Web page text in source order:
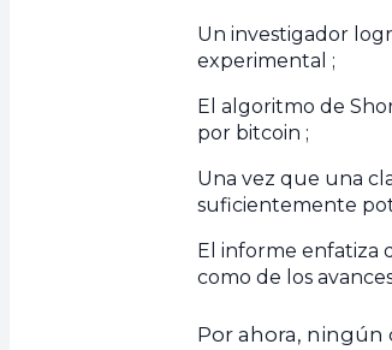
Un investigador
experimental ;
El algoritmo de
por bitcoin ;
Una vez que una
suficientemente
El informe enfatiza
como de los
Por ahora, ningún